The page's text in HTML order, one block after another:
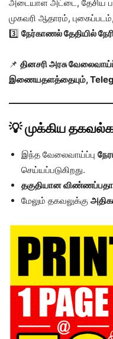
அடையாள அட்டை, தேசிய
முகவரி ஆதாரம்,
3️⃣ நேர்காணல் தேதியில்
📌 தினசரி அரசு
இணையதளத்தையும்,
💡 முக்கிய
இந்த வேலைவாய்ப்பு
செய்யப்படுகிறது.
தகுதியான
மேலும் தகவலுக்கு